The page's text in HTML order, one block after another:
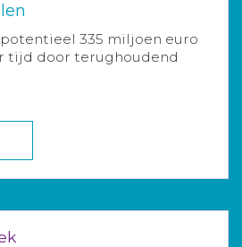
335 miljoen euro
tijd door terughoudend